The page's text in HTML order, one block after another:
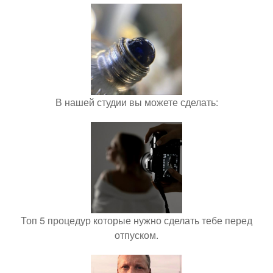
В нашей студии вы можете сделать:
Топ 5 процедур которые нужно сделать тебе перед
отпуском.